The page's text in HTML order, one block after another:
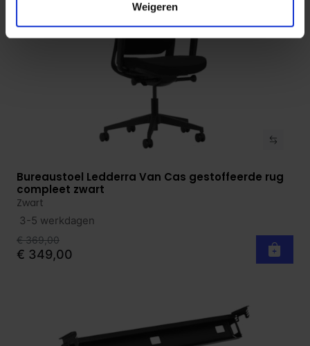
Weigeren
Bekijk product
Bureaustoel Ledderra Van Cas gestoffeerde rug
compleet zwart
Zwart
3-5 werkdagen
€ 369,00
€ 349,00